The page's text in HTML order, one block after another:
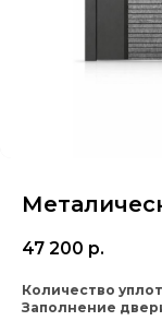
47 200 р.
Количество
Заполнение